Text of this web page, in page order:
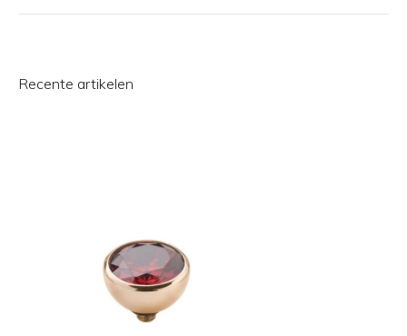
Recente artikelen